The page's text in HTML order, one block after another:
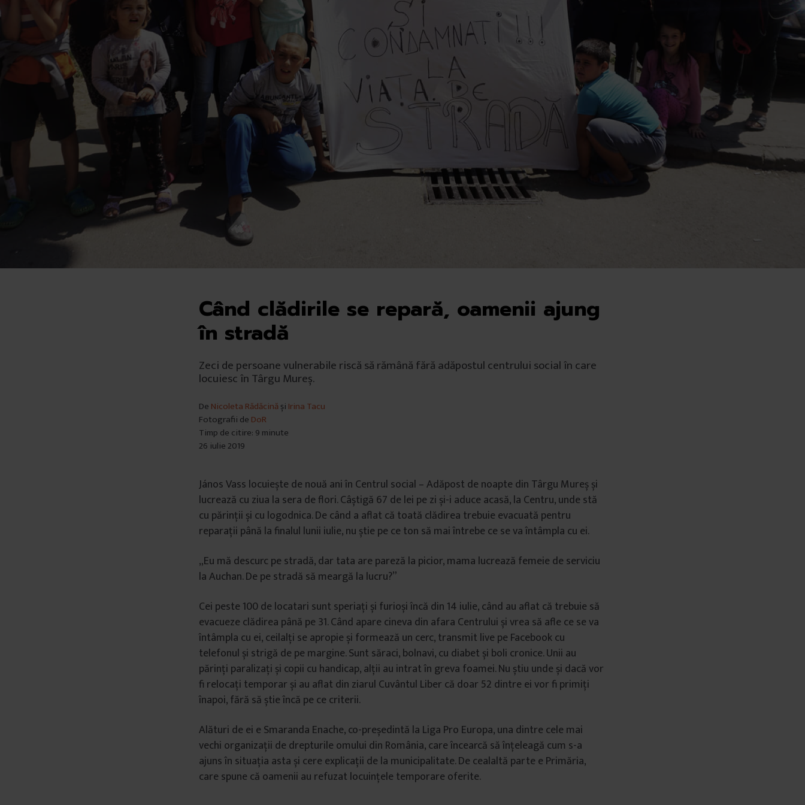
Când clădirile se repară, oamenii ajung
în stradă
Zeci de persoane vulnerabile riscă să rămână fără adăpostul centrului social în care
locuiesc în Târgu Mureș.
De Nicoleta Rădăcină și Irina Tacu
Fotografii de DoR
Timp de citire: 9 minute
26 iulie 2019
János Vass locuiește de nouă ani în Centrul social – Adăpost de noapte din Târgu Mureș și
lucrează cu ziua la sera de flori. Câștigă 67 de lei pe zi și-i aduce acasă, la Centru, unde stă
cu părinții și cu logodnica. De când a aflat că toată clădirea trebuie evacuată pentru
reparații până la finalul lunii iulie, nu știe pe ce ton să mai întrebe ce se va întâmpla cu ei.
„Eu mă descurc pe stradă, dar tata are pareză la picior, mama lucrează femeie de serviciu
la Auchan. De pe stradă să meargă la lucru?”
Cei peste 100 de locatari sunt speriați și furioși încă din 14 iulie, când au aflat că trebuie să
evacueze clădirea până pe 31. Când apare cineva din afara Centrului și vrea să afle ce se va
întâmpla cu ei, ceilalți se apropie și formează un cerc, transmit live pe Facebook cu
telefonul și strigă de pe margine. Sunt săraci, bolnavi, cu diabet și boli cronice. Unii au
părinți paralizați și copii cu handicap, alții au intrat în greva foamei. Nu știu unde și dacă vor
fi relocați temporar și au aflat din ziarul Cuvântul Liber că doar 52 dintre ei vor fi primiți
înapoi, fără să știe încă pe ce criterii.
Alături de ei e Smaranda Enache, co-președintă la Liga Pro Europa, una dintre cele mai
vechi organizații de drepturile omului din România, care încearcă să înțeleagă cum s-a
ajuns în situația asta și cere explicații de la municipalitate. De cealaltă parte e Primăria,
care spune că oamenii au refuzat locuințele temporare oferite.